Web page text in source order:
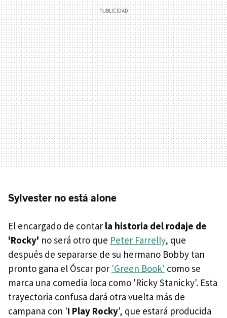
Sylvester no está alone
El encargado de contar la historia del rodaje de
'Rocky' no será otro que Peter Farrelly, que
después de separarse de su hermano Bobby tan
pronto gana el Óscar por 'Green Book' como se
marca una comedia loca como 'Ricky Stanicky'. Esta
trayectoria confusa dará otra vuelta más de
campana con 'I Play Rocky', que estará producida